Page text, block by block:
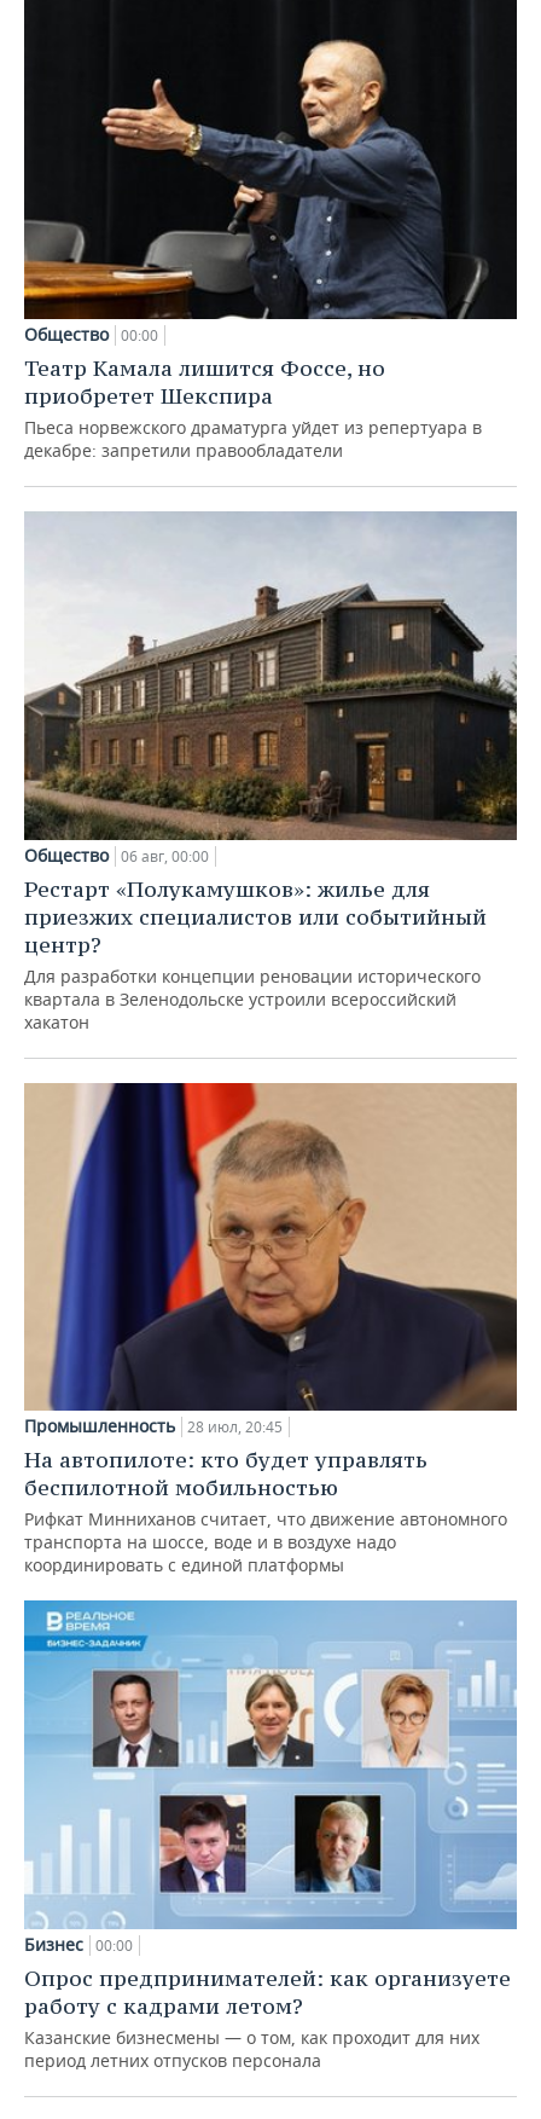
Общество 00:00
Театр Камала лишится Фоссе, но
приобретет Шекспира
Пьеса норвежского драматурга уйдет из репертуара в
декабре: запретили правообладатели
Общество 06 авг, 00:00
Рестарт «Полукамушков»: жилье для
приезжих специалистов или событийный
центр?
Для разработки концепции реновации исторического
квартала в Зеленодольске устроили всероссийский
хакатон
Промышленность 28 июл, 20:45
На автопилоте: кто будет управлять
беспилотной мобильностью
Рифкат Минниханов считает, что движение автономного
транспорта на шоссе, воде и в воздухе надо
координировать с единой платформы
Бизнес 00:00
Опрос предпринимателей: как организуете
работу с кадрами летом?
Казанские бизнесмены — о том, как проходит для них
период летних отпусков персонала